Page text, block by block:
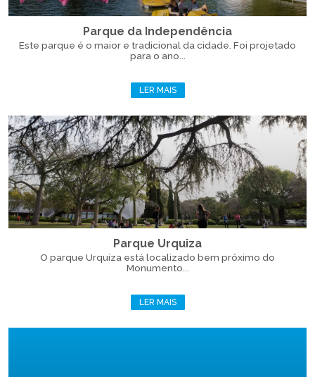
Parque da Independência
Este parque é o maior e tradicional da cidade. Foi projetado
para o ano...
LER MAIS
Parque Urquiza
O parque Urquiza está localizado bem próximo do
Monumento...
LER MAIS